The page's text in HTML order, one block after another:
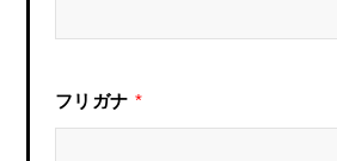
フリガナ *